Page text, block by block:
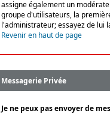
assigne également un
groupe d'utilisateurs, la
l'administrateur; essayez de lui
Revenir en haut de page
Messagerie Privée
Je ne peux pas envoyer de